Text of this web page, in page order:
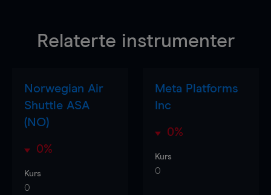
Relaterte instrumenter
Norwegian Air
Shuttle ASA
(NO)
0%
Kurs
0
Meta Platforms
Inc
0%
Kurs
0